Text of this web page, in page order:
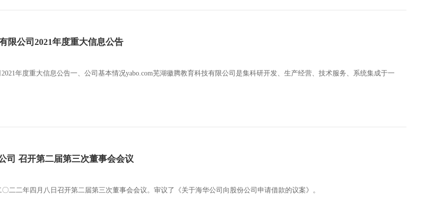
限公司2021年度重大信息公告
年度重大信息公告一、公司基本情况yabo.com芜湖徽腾教育科技有限公司是集科研开发、生产经营、技术服务、系统集成于一
司 召开第二届第三次董事会会议
二二年四月八日召开第二届第三次董事会会议。审议了《关于海华公司向股份公司申请借款的议案》。